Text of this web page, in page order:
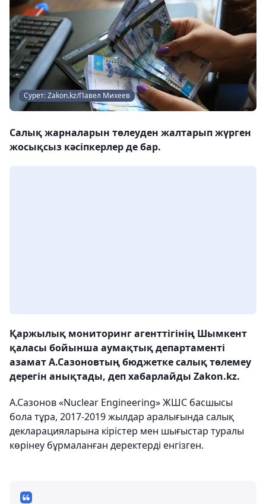
Сурет: Zakon.kz/Павел Михеев
Cалық жарналарын төлеуден жалтарып жүрген
жосықсыз кәсіпкерлер де бар.
Қаржылық мониторинг агенттігінің Шымкент
қаласы бойынша аумақтық департаменті
азамат А.Сазоновтың бюджетке салық төлемеу
дерегін анықтады, деп хабарлайды Zakon.kz.
А.Сазонов «Nuclear Engineering» ЖШС басшысы
бола тұра, 2017-2019 жылдар аралығында салық
декларацияларына кірістер мен шығыстар туралы
көрінеу бұрмаланған деректерді енгізген.